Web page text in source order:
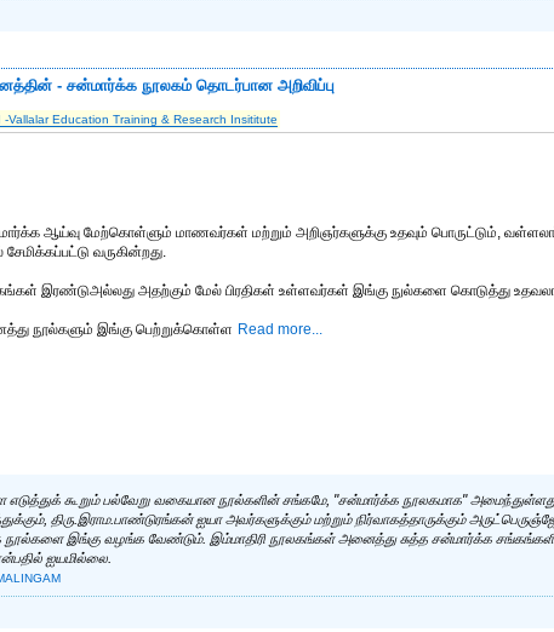
- சன்மார்க்க நூலகம் தொடர்பான அறிவிப்பு
-Vallalar Education Training & Research Insititute
ஆய்வு மேற்கொள்ளும் மாணவர்கள் மற்றும் அறிஞர்களுக்கு உதவும் பொருட்டும், வள்ளலார்
வருகின்றது.
இரண்டுஅல்லது அதற்கும் மேல் பிரதிகள் உள்ளவர்கள் இங்கு நுல்களை கொடுத்து
நூல்களும் இங்கு பெற்றுக்கொள்ள Read more...
எடுத்துக் கூறும் பல்வேறு வகையான நூல்களின் சங்கமே, "சன்மார்க்க நூலகமாக"
திரு.இராம.பாண்டுரங்கன் ஐயா அவர்களுக்கும் மற்றும் நிர்வாகத்தாருக்கும்
இங்கு வழங்க வேண்டும். இம்மாதிரி நூலகங்கள் அனைத்து சுத்த சன்மார்க்க
ஐயமில்லை.